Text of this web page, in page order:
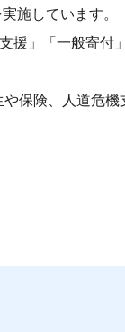
施しています。
援」「一般寄付
保険、人道危機